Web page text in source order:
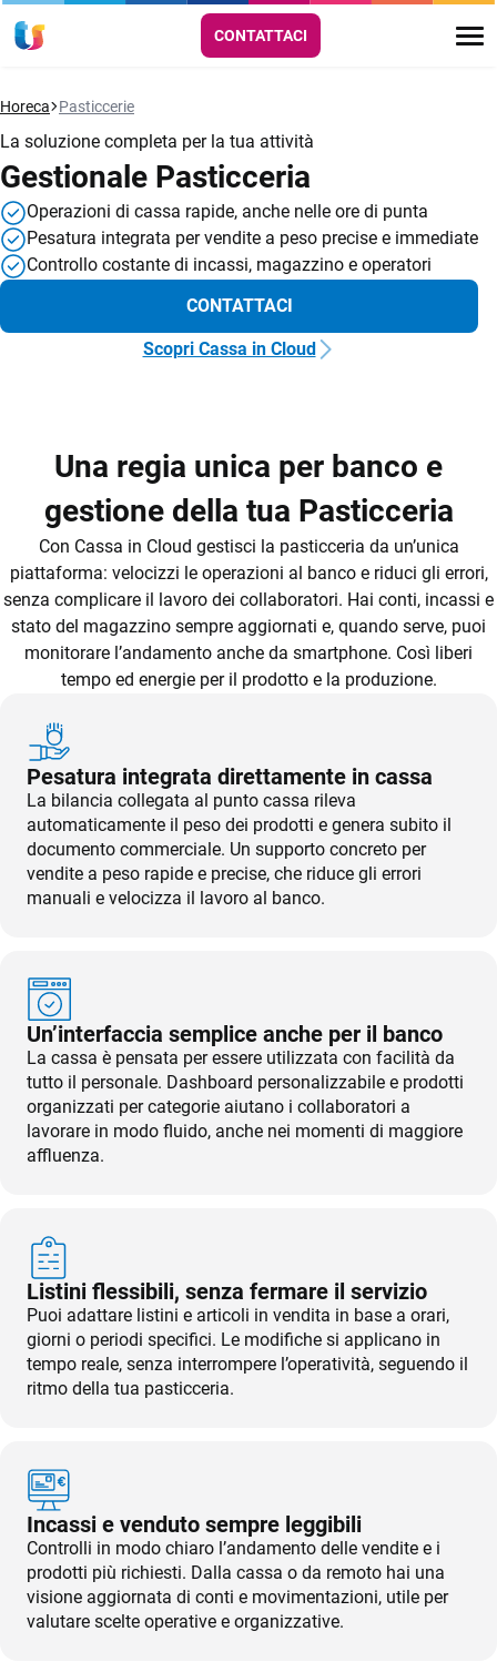
CRM
Ecommerce
Email Marketing
Fatturazione
Financial Solutions
HR
Trust Services
TeamSystem Store
CONTATTACI
Horeca Pasticcerie
La soluzione completa per la tua attività
Gestionale Pasticceria
Operazioni di cassa rapide, anche nelle ore di punta
Pesatura integrata per vendite a peso precise e immediate
Controllo costante di incassi, magazzino e operatori
CONTATTACI
Scopri Cassa in Cloud
Una regia unica per banco e
gestione della tua Pasticceria
Con Cassa in Cloud gestisci la pasticceria da un’unica
piattaforma: velocizzi le operazioni al banco e riduci gli errori,
senza complicare il lavoro dei collaboratori. Hai conti, incassi e
stato del magazzino sempre aggiornati e, quando serve, puoi
monitorare l’andamento anche da smartphone. Così liberi
tempo ed energie per il prodotto e la produzione.
Pesatura integrata direttamente in cassa
La bilancia collegata al punto cassa rileva
automaticamente il peso dei prodotti e genera subito il
documento commerciale. Un supporto concreto per
vendite a peso rapide e precise, che riduce gli errori
manuali e velocizza il lavoro al banco.
Un’interfaccia semplice anche per il banco
La cassa è pensata per essere utilizzata con facilità da
tutto il personale. Dashboard personalizzabile e prodotti
organizzati per categorie aiutano i collaboratori a
lavorare in modo fluido, anche nei momenti di maggiore
affluenza.
Listini flessibili, senza fermare il servizio
Puoi adattare listini e articoli in vendita in base a orari,
giorni o periodi specifici. Le modifiche si applicano in
tempo reale, senza interrompere l’operatività, seguendo il
ritmo della tua pasticceria.
Incassi e venduto sempre leggibili
Controlli in modo chiaro l’andamento delle vendite e i
prodotti più richiesti. Dalla cassa o da remoto hai una
visione aggiornata di conti e movimentazioni, utile per
valutare scelte operative e organizzative.